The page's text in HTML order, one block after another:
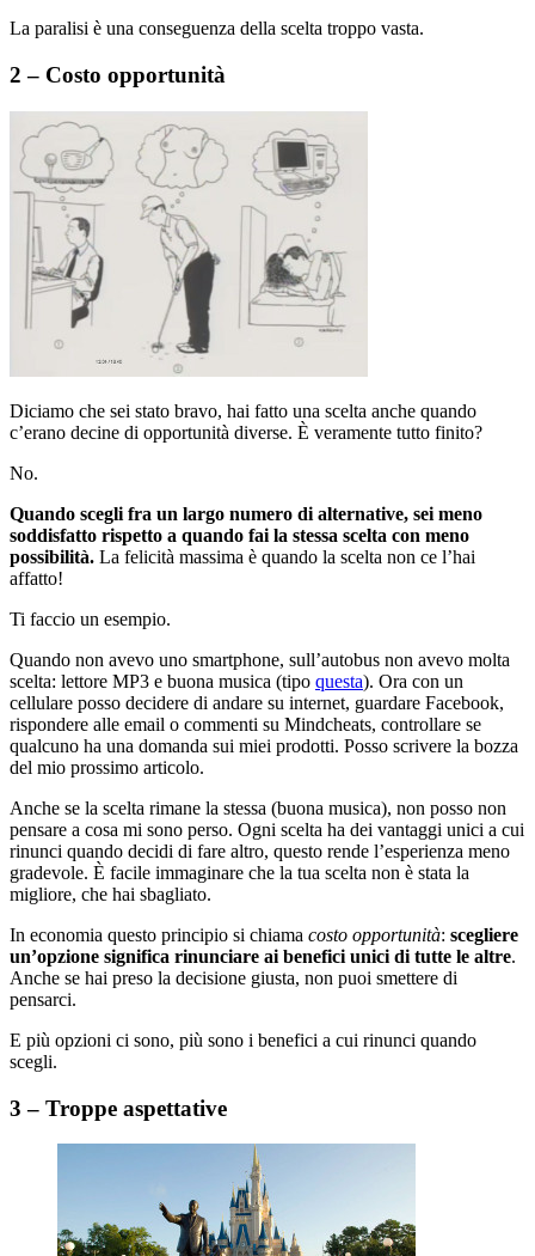
La paralisi è una conseguenza della scelta troppo vasta.
2 – Costo opportunità
Diciamo che sei stato bravo, hai fatto una scelta anche quando
c’erano decine di opportunità diverse. È veramente tutto finito?
No.
Quando scegli fra un largo numero di alternative, sei meno
soddisfatto rispetto a quando fai la stessa scelta con meno
possibilità. La felicità massima è quando la scelta non ce l’hai
affatto!
Ti faccio un esempio.
Quando non avevo uno smartphone, sull’autobus non avevo molta
scelta: lettore MP3 e buona musica (tipo questa). Ora con un
cellulare posso decidere di andare su internet, guardare Facebook,
rispondere alle email o commenti su Mindcheats, controllare se
qualcuno ha una domanda sui miei prodotti. Posso scrivere la bozza
del mio prossimo articolo.
Anche se la scelta rimane la stessa (buona musica), non posso non
pensare a cosa mi sono perso. Ogni scelta ha dei vantaggi unici a cui
rinunci quando decidi di fare altro, questo rende l’esperienza meno
gradevole. È facile immaginare che la tua scelta non è stata la
migliore, che hai sbagliato.
In economia questo principio si chiama costo opportunità: scegliere
un’opzione significa rinunciare ai benefici unici di tutte le altre.
Anche se hai preso la decisione giusta, non puoi smettere di
pensarci.
E più opzioni ci sono, più sono i benefici a cui rinunci quando
scegli.
3 – Troppe aspettative